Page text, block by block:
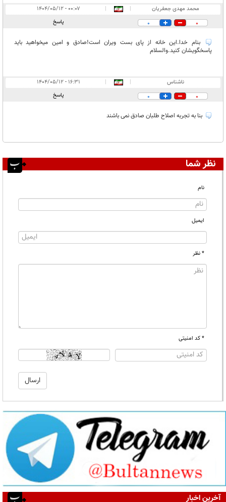
محمد مهدی جعفریان |
|
۰۰:۰۷ - ۱۴۰۴/۰۵/۱۲
0
0 پاسخ
بنام خدا.این خانه از پای بست ویران است!صادق و امین میخواهید باید
پاسخگویشان کنید.والسلام
ناشناس |
|
۱۶:۳۱ - ۱۴۰۴/۰۵/۱۲
0
0 پاسخ
بنا به تجربه اصلاح طلبان صادق نمی باشند
نظر شما
نام
ایمیل
* نظر
* کد امنیتی
آخرین اخبار